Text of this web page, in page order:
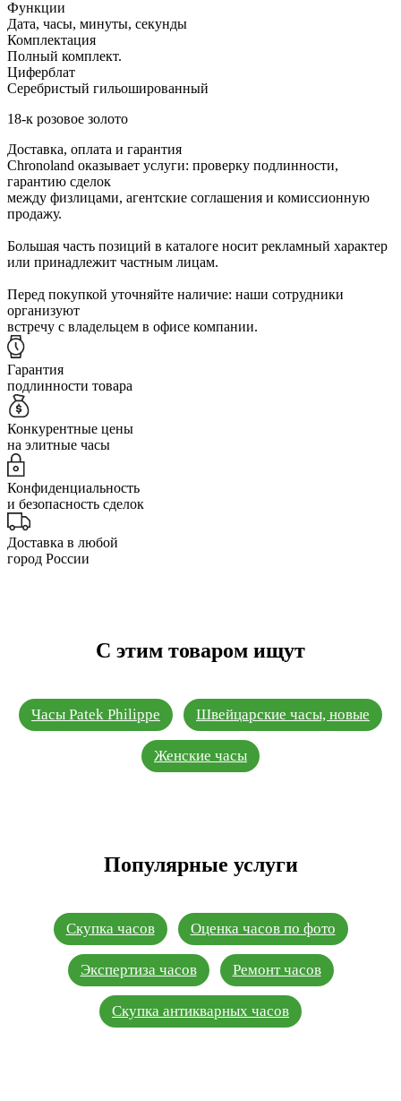
Функции
Дата, часы, минуты, секунды
Комплектация
Полный комплект.
Циферблат
Серебристый гильошированный
18-к розовое золото
Доставка, оплата и гарантия
Chronoland оказывает услуги: проверку подлинности,
гарантию сделок
между физлицами, агентские соглашения и комиссионную
продажу.
Большая часть позиций в каталоге носит рекламный характер
или принадлежит частным лицам.
Перед покупкой уточняйте наличие: наши сотрудники
организуют
встречу с владельцем в офисе компании.
Гарантия
подлинности товара
Конкурентные цены
на элитные часы
Конфиденциальность
и безопасность сделок
Доставка в любой
город России
С этим товаром ищут
Часы Patek Philippe Швейцарские часы, новые
Женские часы
Популярные услуги
Скупка часов Оценка часов по фото
Экспертиза часов Ремонт часов
Скупка антикварных часов